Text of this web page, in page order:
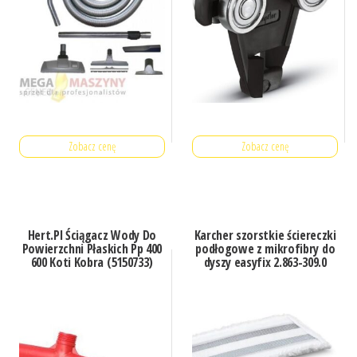
Zobacz cenę Zobacz cenę
Hert.Pl Ściągacz Wody Do
Powierzchni Płaskich Pp 400
600 Koti Kobra (5150733)
Karcher szorstkie ściereczki
podłogowe z mikrofibry do
dyszy easyfix 2.863-309.0